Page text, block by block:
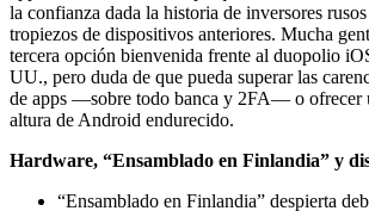
la confianza dada la historia de inversores
tropiezos de dispositivos anteriores. Mucha
tercera opción bienvenida frente al duopolio
UU., pero duda de que pueda superar las
de apps —sobre todo banca y 2FA— o ofrecer
altura de Android endurecido.
Hardware, “Ensamblado en Finlandia” y
“Ensamblado en Finlandia” despierta